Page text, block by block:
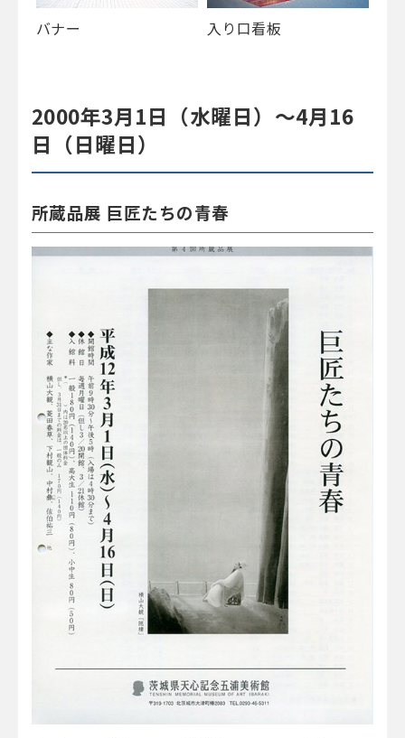
バナー 入り口看板
2000年3月1日（水曜日）～4月16
日（日曜日）
所蔵品展 巨匠たちの青春